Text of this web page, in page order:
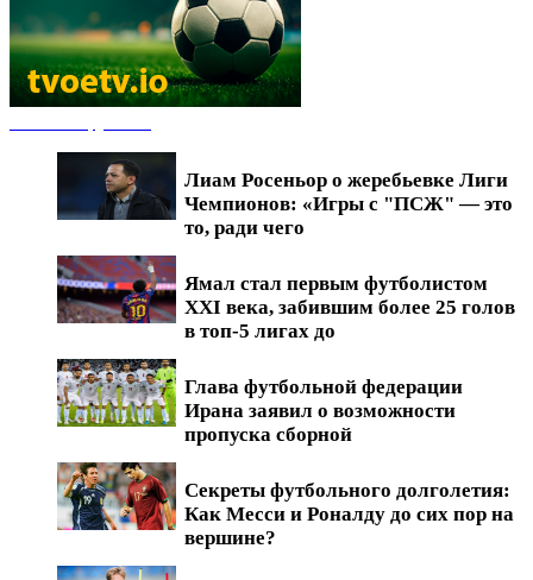
Лиам Росеньор о жеребьевке Лиги
Чемпионов: «Игры с "ПСЖ" — это
то, ради чего
Ямал стал первым футболистом
XXI века, забившим более 25 голов
в топ-5 лигах до
Глава футбольной федерации
Ирана заявил о возможности
пропуска сборной
Секреты футбольного долголетия:
Как Месси и Роналду до сих пор на
вершине?